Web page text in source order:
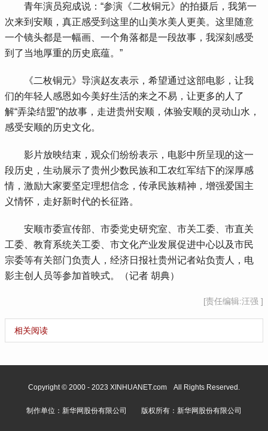
青年演员宛成说：“参演《二枚铜元》的拍摄后，我第一
次来到安顺，真正感受到这里的山美水美人更美。这里随意
一个镜头都是一幅画、一个角落都是一段故事，我深刻感受
到了当地厚重的历史底蕴。”
《二枚铜元》导演赵友表示，希望通过这部电影，让我
们的年轻人感恩如今美好生活的来之不易，让更多的人了
解“弄染结盟”的故事，走进贵州安顺，体验安顺的灵动山水，
感受安顺的历史文化。
影片放映结束，观众们纷纷表示，电影中所呈现的这一
段历史，生动展示了贵州少数民族和工农红军结下的深厚感
情，激励大家要坚定理想信念，传承民族精神，增强爱国主
义情怀，走好新时代的长征路。
安顺市委宣传部、市委党史研究室、市关工委、市直关
工委、教育系统关工委、市文化产业发展促进中心以及市民
宗委等有关部门负责人，经济日报社贵州记者站负责人，电
影主创人员等参加首映式。（记者胡典）
[责任编辑:汪强 ]
相关阅读
Copyright © 2000 - 2023 XINHUANET.com All Rights Reserved.
制作单位：新华网股份有限公司 版权所有：新华网股份有限公司